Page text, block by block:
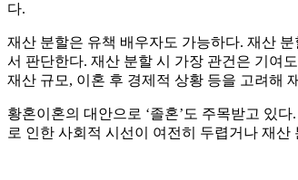
다.
재산 분할은 유책 배우자도 가능하다. 재산
서 판단한다. 재산 분할 시 가장 관건은 기여
재산 규모, 이혼 후 경제적 상황 등을 고려해
황혼이혼의 대안으로 ‘졸혼’도 주목받고 있
로 인한 사회적 시선이 여전히 두렵거나 재